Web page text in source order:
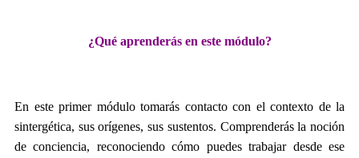
¿Qué aprenderás en este módulo?
En este primer módulo tomarás contacto con el contexto de la
sintergética, sus orígenes, sus sustentos. Comprenderás la noción
de conciencia, reconociendo cómo puedes trabajar desde ese